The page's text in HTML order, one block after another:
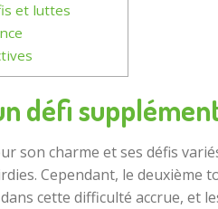
et luttes
défi
son charme et ses défis
Cependant, le deuxième
cette difficulté accrue, et